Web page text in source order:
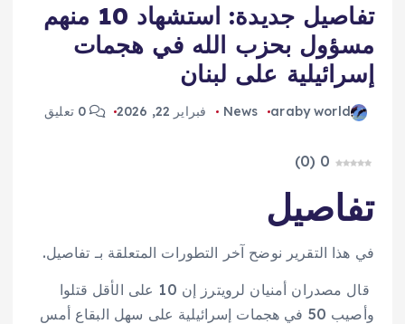
تفاصيل جديدة: استشهاد 10 منهم
مسؤول بحزب الله في هجمات
إسرائيلية على لبنان
araby world
News فبراير 22, 2026 0 تعليق
0
(
0
)
تفاصيل
في هذا التقرير نوضح آخر التطورات المتعلقة بـ تفاصيل.
قال مصدران أمنيان لرويترز إن 10 على الأقل قتلوا
وأصيب 50 في هجمات إسرائيلية على سهل البقاع أمس